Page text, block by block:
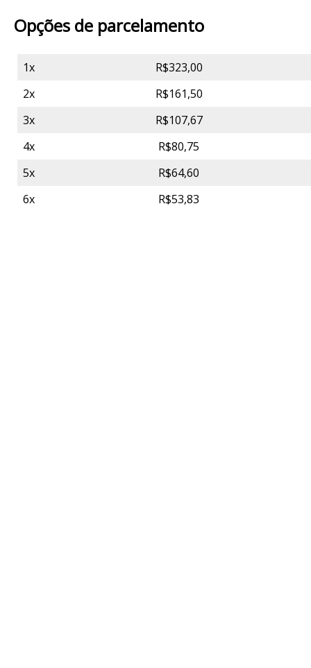
Opções de parcelamento
1x
R$323,00
2x
R$161,50
3x
R$107,67
4x
R$80,75
5x
R$64,60
6x
R$53,83